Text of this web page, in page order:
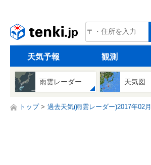
tenki.jp
天気予報 観測
雨雲レーダー 天気図
トップ 過去天気(雨雲レーダー)2017年02月